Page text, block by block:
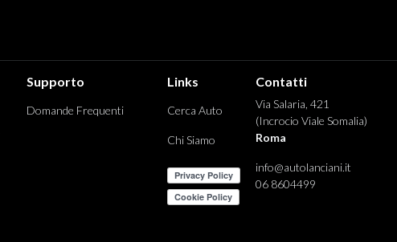
Supporto
Domande Frequenti
Links
Cerca Auto
Chi Siamo
Contatti
Via Salaria, 421
(Incrocio Viale Somalia)
Roma
info@autolanciani.it
06 8604499